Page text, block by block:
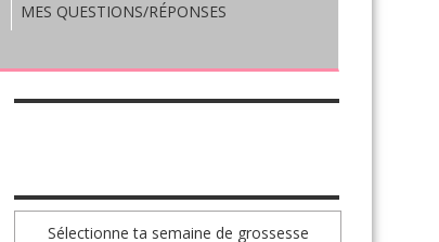
MES QUESTIONS/RÉPONSES
Sélectionne ta semaine de grossesse